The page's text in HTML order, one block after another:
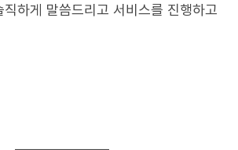
하게 말씀드리고 서비스를 진행하고